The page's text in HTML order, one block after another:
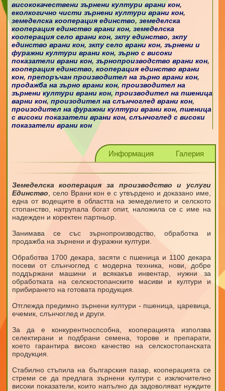
висококачествени зърнени култури врани кон,
еколкогично чисти зърнени култури врани кон,
земеделска кооперация единство, земеделска
кооперация единство врани кон, земеделска
кооперация село врани кон, зкпу единство, зкпу
единство врани кон, зкпу село врани кон, зърнени и
фуражни култури врани кон, зърно с високи
показатели врани кон, зърнопроизводство врани кон,
кооперация единство, кооперация единство врани
кон, препоръчан производител на зърно врани кон,
продажба на зърно врани кон,производител на
зърнени култури врани кон, производител на пшеница
варни кон, произодител на слънчоглед врани кон,
произодител на фуражни култури врани кон, пшеница
с високи показатели врани кон, слънчоглед с високи
показатели врани кон
Информация Галерия
Земеделска кооперация за производство и услуги
Единство , село Врани кон e с утвърдено и доказано име,
една от водещите в областта на земеделието и селското
стопанство, натрупала богат опит, наложила се с име на
надежден и коректен партньор.
Занимава се със зърнопроизводство, обработка и
продажба на зърнени и фуражни култури.
Обработва 1700 декара, засяти с пшеница и 1100 декара
посеви от слънчоглед c модерна техника, нови, добре
поддържани машини и всякакъв инвентар, нужни за
обработката на селскостопанските масиви и култури и
прибирането на готовата продукция.
Отглежда предимно зърнени култури - пшеница, царевица,
ечемик, слънчоглед и други.
За да е конкурентноспсобна, кооперацията използва
селектирани и подбрани семена, торове и препарати,
което гарантира високо качество на селскостопанската
продукция.
Стабилно стъпила на българския пазар, кооперацията се
стреми се да предлага зърнени култури с изключително
високи показатели, които напълно да задоволяват нуждите